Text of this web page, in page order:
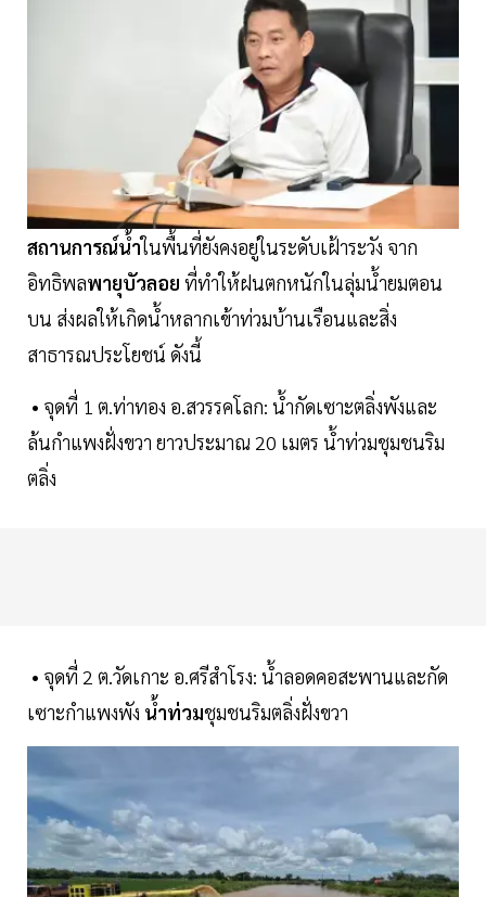
สถานการณ์น้ำในพื้นที่ยังคงอยู่ในระดับเฝ้าระวัง จาก
อิทธิพลพายุบัวลอย ที่ทำให้ฝนตกหนักในลุ่มน้ำยมตอน
บน ส่งผลให้เกิดน้ำหลากเข้าท่วมบ้านเรือนและสิ่ง
สาธารณประโยชน์ ดังนี้
• จุดที่ 1 ต.ท่าทอง อ.สวรรคโลก: น้ำกัดเซาะตลิ่งพังและ
ล้นกำแพงฝั่งขวา ยาวประมาณ 20 เมตร น้ำท่วมชุมชนริม
ตลิ่ง
• จุดที่ 2 ต.วัดเกาะ อ.ศรีสำโรง: น้ำลอดคอสะพานและกัด
เซาะกำแพงพัง น้ำท่วมชุมชนริมตลิ่งฝั่งขวา